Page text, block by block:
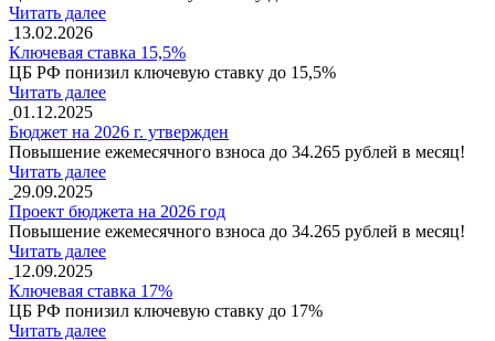
Читать далее
13.02.2026
Ключевая ставка 15,5%
ЦБ РФ понизил ключевую ставку до 15,5%
Читать далее
01.12.2025
Бюджет на 2026 г. утвержден
Повышение ежемесячного взноса до 34.265 рублей в месяц!
Читать далее
29.09.2025
Проект бюджета на 2026 год
Повышение ежемесячного взноса до 34.265 рублей в месяц!
Читать далее
12.09.2025
Ключевая ставка 17%
ЦБ РФ понизил ключевую ставку до 17%
Читать далее